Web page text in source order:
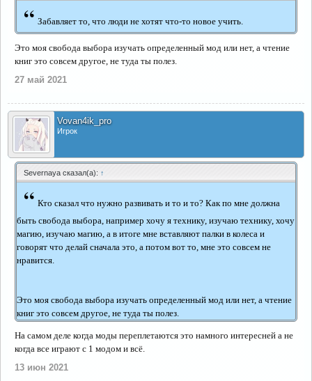
“ Забавляет то, что люди не хотят что-то новое учить.
Это моя свобода выбора изучать определенный мод или нет, а чтение
книг это совсем другое, не туда ты полез.
27 май 2021
Vovan4ik_pro
Игрок
Severnaya сказал(а): ↑
“ Кто сказал что нужно развивать и то и то? Как по мне должна
быть свобода выбора, например хочу я технику, изучаю технику, хочу
магию, изучаю магию, а в итоге мне вставляют палки в колеса и
говорят что делай сначала это, а потом вот то, мне это совсем не
нравится.
Это моя свобода выбора изучать определенный мод или нет, а чтение
книг это совсем другое, не туда ты полез.
На самом деле когда моды переплетаются это намного интересней а не
когда все играют с 1 модом и всё.
13 июн 2021